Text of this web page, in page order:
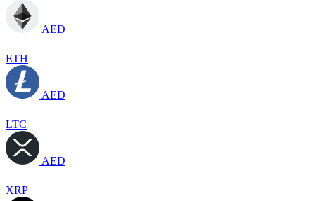
AED
ETH
AED
LTC
AED
XRP